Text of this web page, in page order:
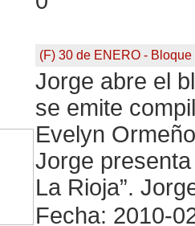
(F) 30 de ENERO - Bloque
Jorge abre el
se emite
Evelyn
Jorge
La Rioja”.
Fecha: 2010-